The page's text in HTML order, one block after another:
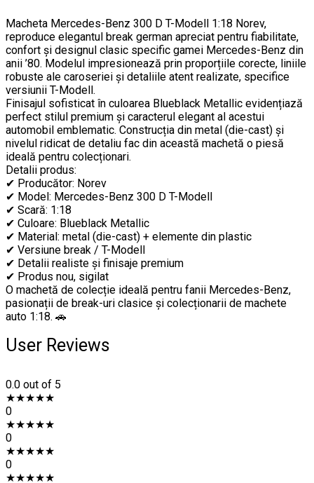
Macheta Mercedes-Benz 300 D T-Modell 1:18 Norev,
reproduce elegantul break german apreciat pentru fiabilitate,
confort și designul clasic specific gamei Mercedes-Benz din
anii ’80. Modelul impresionează prin proporțiile corecte, liniile
robuste ale caroseriei și detaliile atent realizate, specifice
versiunii T-Modell.
Finisajul sofisticat în culoarea Blueblack Metallic evidențiază
perfect stilul premium și caracterul elegant al acestui
automobil emblematic. Construcția din metal (die-cast) și
nivelul ridicat de detaliu fac din această machetă o piesă
ideală pentru colecționari.
Detalii produs:
✔ Producător: Norev
✔ Model: Mercedes-Benz 300 D T-Modell
✔ Scară: 1:18
✔ Culoare: Blueblack Metallic
✔ Material: metal (die-cast) + elemente din plastic
✔ Versiune break / T-Modell
✔ Detalii realiste și finisaje premium
✔ Produs nou, sigilat
O machetă de colecție ideală pentru fanii Mercedes-Benz,
pasionații de break-uri clasice și colecționarii de machete
auto 1:18. 🚗
User Reviews
0.0 out of 5
★★★★★
0
★★★★★
0
★★★★★
0
★★★★★